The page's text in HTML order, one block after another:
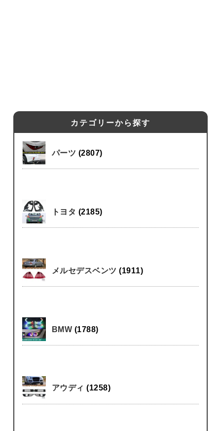
カテゴリーから探す
パーツ (2807)
トヨタ (2185)
メルセデスベンツ(1911)
BMW (1788)
アウディ(1258)